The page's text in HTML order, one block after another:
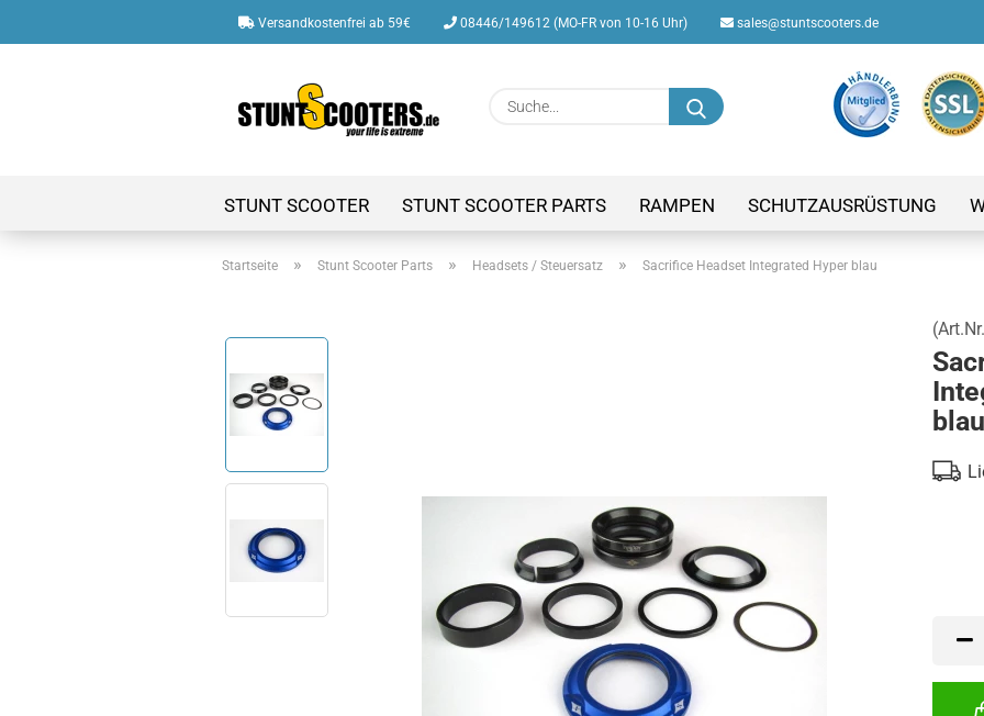
Versandkostenfrei ab 59€ 08446/149612 (MO-FR von 10-16 Uhr) sales@stuntscooters.de
Suche...
STUNT SCOOTER STUNT SCOOTER PARTS RAMPEN SCHUTZAUSRÜSTUNG
Startseite » Stunt Scooter Parts » Headsets / Steuersatz » Sacrifice Headset Integrated Hyper blau
blau